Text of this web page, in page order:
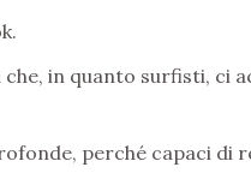
in quanto surfisti, ci
perché capaci di